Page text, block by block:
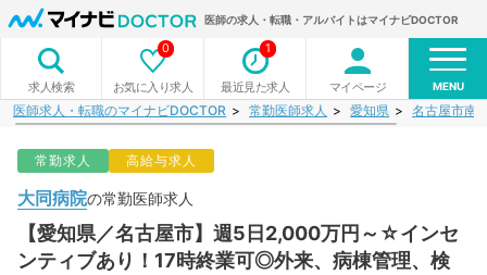
医師の求人・転職・アルバイトはマイナビDOCTOR
求人検索 お気に入り求人
0
最近見た求人
1
マイページ MENU
医師求人・転職のマイナビDOCTOR 常勤医師求人 愛知県 名古屋市南
常勤求人 高給与求人
大同病院の常勤医師求人
【愛知県／名古屋市】週5日2,000万円～☆インセ
ンティブあり！17時終業可◎外来、病棟管理、検